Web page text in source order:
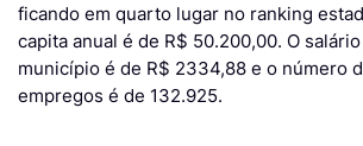
ficando em quarto lugar no ranking
capita anual é de R$ 50.200,00. O
município é de R$ 2334,88 e o número
empregos é de 132.925.